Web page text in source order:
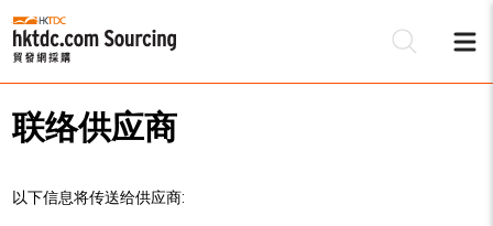
联络供应商
以下信息将传送给供应商: